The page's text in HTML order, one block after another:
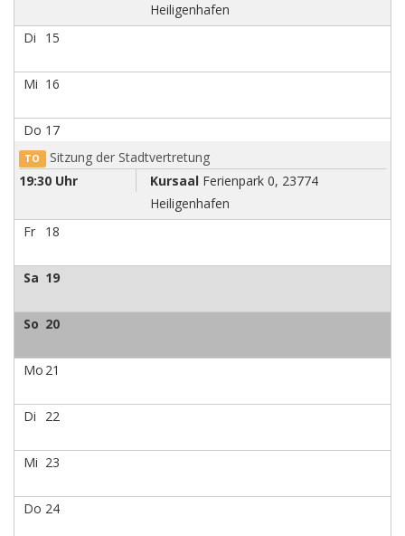
Heiligenhafen
Di
15
Mi 16
Do 17
TO Sitzung der Stadtvertretung
19:30 Uhr
Kursaal Ferienpark 0, 23774
Heiligenhafen
Fr
18
Sa 19
So 20
Mo 21
Di 22
Mi 23
Do 24